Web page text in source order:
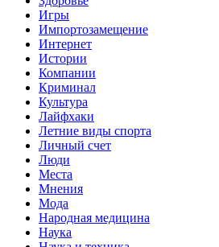
Игры
Импортозамещение
Интернет
Истории
Компании
Криминал
Культура
Лайфхаки
Летние виды спорта
Личный счет
Люди
Места
Мнения
Мода
Народная медицина
Наука